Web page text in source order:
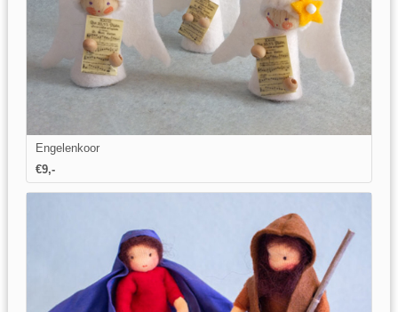
Engelenkoor
€9,-